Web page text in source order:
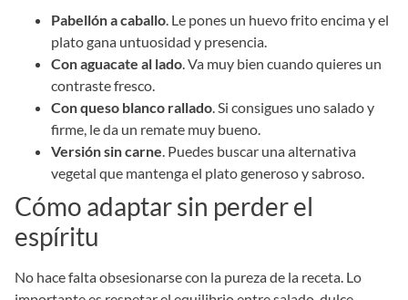
Pabellón a caballo. Le pones un huevo frito encima y el
plato gana untuosidad y presencia.
Con aguacate al lado. Va muy bien cuando quieres un
contraste fresco.
Con queso blanco rallado. Si consigues uno salado y
firme, le da un remate muy bueno.
Versión sin carne. Puedes buscar una alternativa
vegetal que mantenga el plato generoso y sabroso.
Cómo adaptar sin perder el
espíritu
No hace falta obsesionarse con la pureza de la receta. Lo